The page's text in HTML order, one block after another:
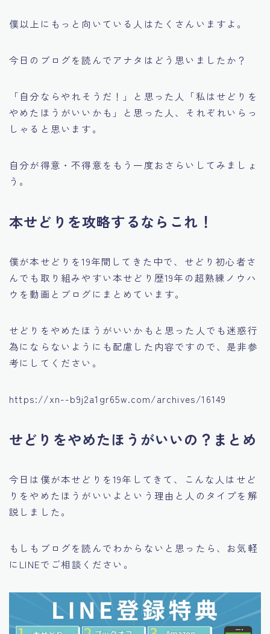
僕以上にもっと向いている人はたくさんいますよ。
今日のブログを読んでアナタはどう思いましたか？
「自分ならやれそうだ！」と思った人「私はせどりを
やめたほうがいいかも」と思った人、それぞれいらっ
しゃると思います。
自分が得意・不得意をもう一度おさらいしてみましょ
う。
本せどりを攻略するならこれ！
僕が本せどりを19年間してきた中で、 せどり初心者さ
んでも取り組みやすい本せどり歴19年の超熟練ノウハ
ウを動画とブログにまとめています。
せどりをやめたほうがいいかもと思った人でも迷惑行
為にならないようにも配慮した内容ですので、是非参
考にしてください。
https://xn--b9j2a1gr65w.com/archives/16149
せどりをやめたほうがいいの？まとめ
今日は僕が本せどりを19年してきて、こんな人はせど
りをやめたほうがいいよという理由と人のタイプを解
説しました。
もしもブログを読んでわからないと思ったら、お気軽
にLINEでご相談ください。